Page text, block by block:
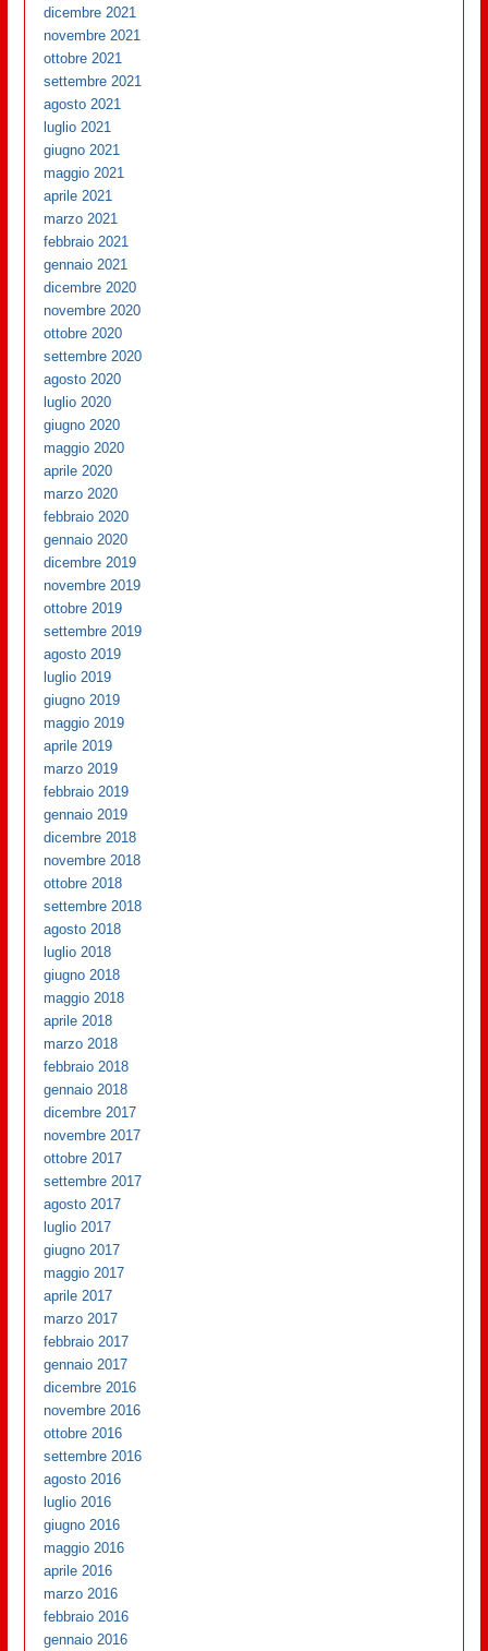
dicembre 2021
novembre 2021
ottobre 2021
settembre 2021
agosto 2021
luglio 2021
giugno 2021
maggio 2021
aprile 2021
marzo 2021
febbraio 2021
gennaio 2021
dicembre 2020
novembre 2020
ottobre 2020
settembre 2020
agosto 2020
luglio 2020
giugno 2020
maggio 2020
aprile 2020
marzo 2020
febbraio 2020
gennaio 2020
dicembre 2019
novembre 2019
ottobre 2019
settembre 2019
agosto 2019
luglio 2019
giugno 2019
maggio 2019
aprile 2019
marzo 2019
febbraio 2019
gennaio 2019
dicembre 2018
novembre 2018
ottobre 2018
settembre 2018
agosto 2018
luglio 2018
giugno 2018
maggio 2018
aprile 2018
marzo 2018
febbraio 2018
gennaio 2018
dicembre 2017
novembre 2017
ottobre 2017
settembre 2017
agosto 2017
luglio 2017
giugno 2017
maggio 2017
aprile 2017
marzo 2017
febbraio 2017
gennaio 2017
dicembre 2016
novembre 2016
ottobre 2016
settembre 2016
agosto 2016
luglio 2016
giugno 2016
maggio 2016
aprile 2016
marzo 2016
febbraio 2016
gennaio 2016